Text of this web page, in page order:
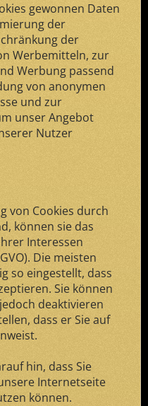
gewonnen Daten
der
der
Werbemitteln, zur
Werbung passend
von anonymen
und zur
unser Angebot
Nutzer
von Cookies durch
können sie das
Interessen
Die meisten
so eingestellt, dass
Sie können
deaktivieren
dass er Sie auf
hin, dass Sie
Internetseite
können.